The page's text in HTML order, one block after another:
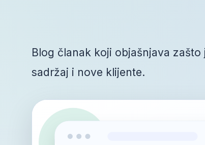
Blog članak koji objašnjava zašto
sadržaj i nove klijente.